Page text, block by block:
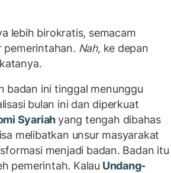
lebih birokratis, semacam
pemerintahan. Nah, ke depan
badan ini tinggal menunggu
bulan ini dan diperkuat
Syariahyang tengah dibahas
melibatkan unsur masyarakat
menjadi badan. Badan itu
pemerintah. Kalau Undang-